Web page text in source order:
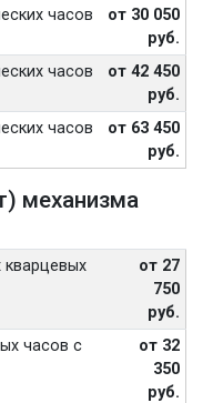
часов
от 30 050
руб.
часов
от 42 450
руб.
часов
от 63 450
руб.
механизма
от 27
750
руб.
часов с
от 32
350
руб.